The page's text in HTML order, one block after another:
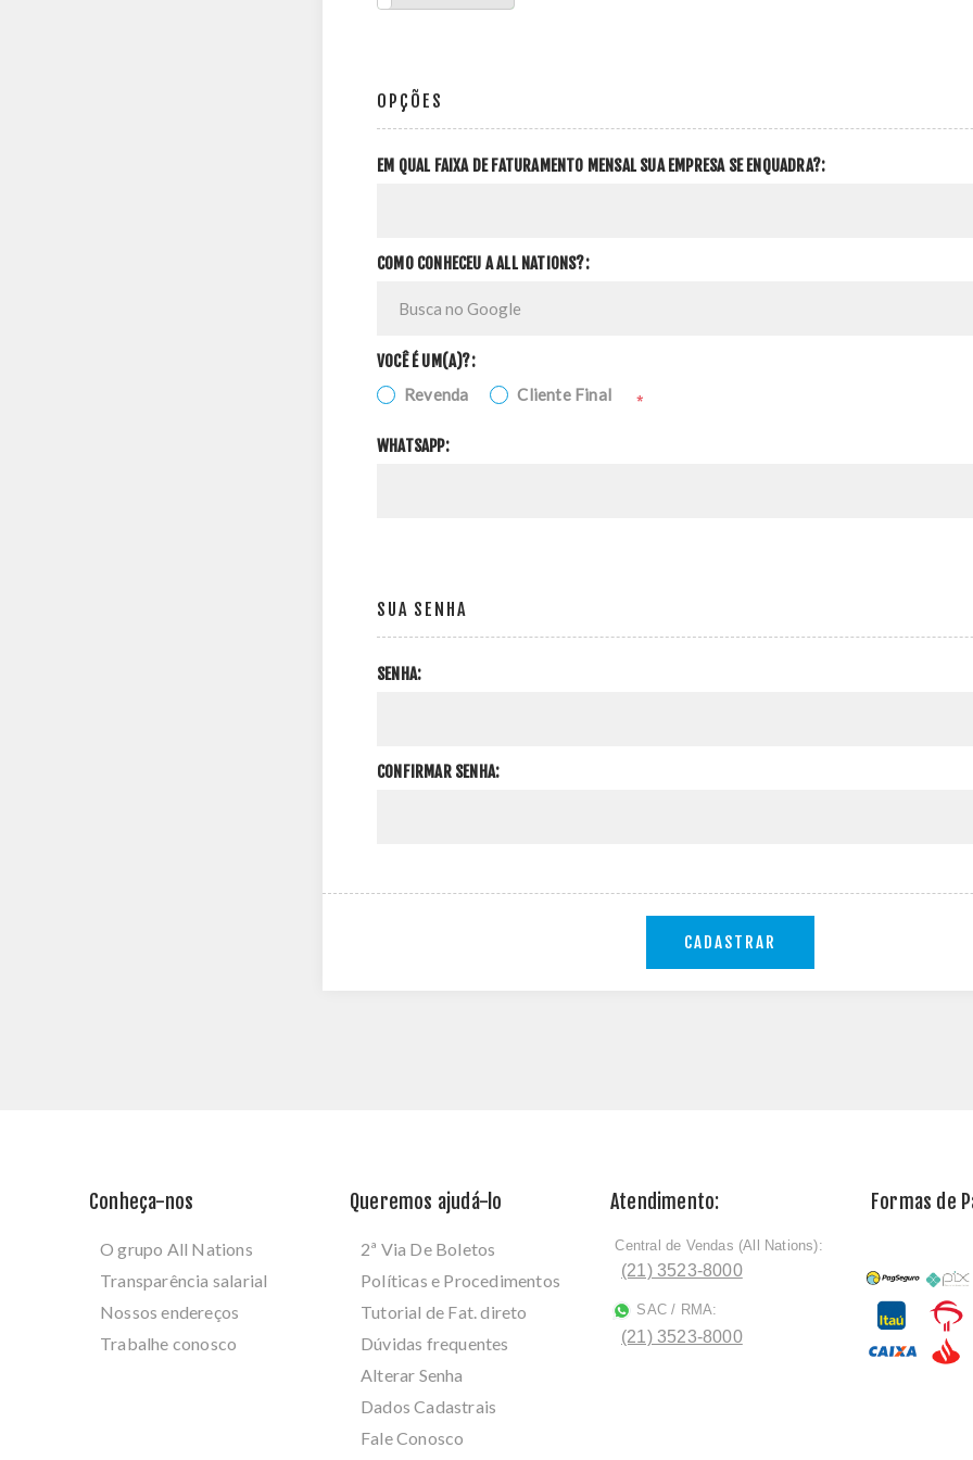
OPÇÕES
EM QUAL FAIXA DE FATURAMENTO MENSAL SUA EMPRESA SE ENQUADRA?:
COMO CONHECEU A ALL NATIONS?:
VOCÊ É UM(A)?:
Revenda Cliente Final *
WHATSAPP:
SUA SENHA
SENHA:
CONFIRMAR SENHA:
CADASTRAR
Conheça-nos
O grupo All Nations
Transparência salarial
Nossos endereços
Trabalhe conosco
Queremos ajudá-lo
2ª Via De Boletos
Políticas e Procedimentos
Tutorial de Fat. direto
Dúvidas frequentes
Alterar Senha
Dados Cadastrais
Fale Conosco
Atendimento:
ﾠCentral de Vendas (All Nations):
(21) 3523-8000
SAC / RMA:
(21) 3523-8000
Formas de